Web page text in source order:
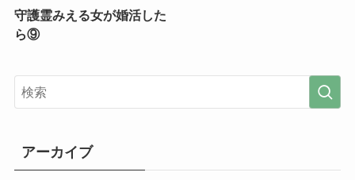
守護霊みえる女が婚活した
ら⑨
アーカイブ